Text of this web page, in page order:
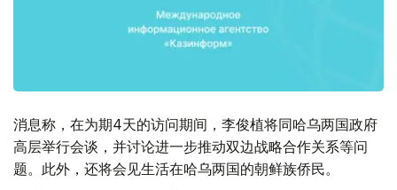
消息称，在为期4天的访问期间，李俊植将同哈乌两国政府
高层举行会谈，并讨论进一步推动双边战略合作关系等问
题。此外，还将会见生活在哈乌两国的朝鲜族侨民。